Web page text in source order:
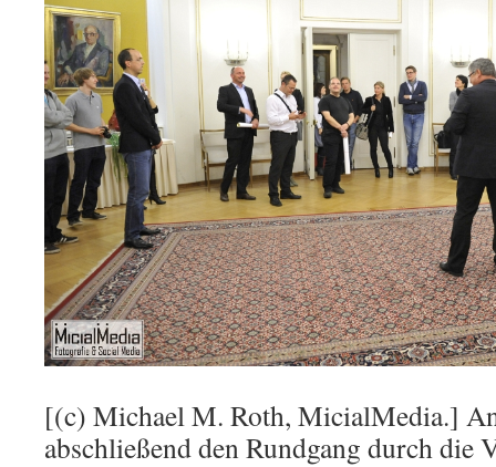
[(c) Michael M. Roth, MicialMedia.]
abschließend den Rundgang durch die